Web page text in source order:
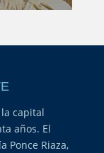
capital
años. El
Ponce Riaza,